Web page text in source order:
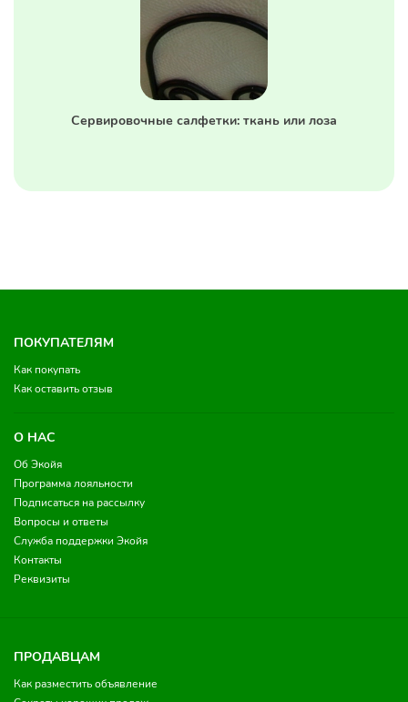
Сервировочные салфетки: ткань или лоза
ПОКУПАТЕЛЯМ
Как покупать
Как оставить отзыв
О НАС
Об Экойя
Программа лояльности
Подписаться на рассылку
Вопросы и ответы
Служба поддержки Экойя
Контакты
Реквизиты
ПРОДАВЦАМ
Как разместить объявление